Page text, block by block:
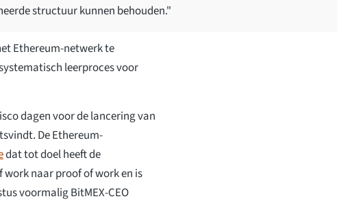
structuur kunnen behouden."
Ethereum-netwerk te
leerproces voor
dagen voor de lancering van
De Ethereum-
dat tot doel heeft de
naar proof of work en is
voormalig BitMEX-CEO